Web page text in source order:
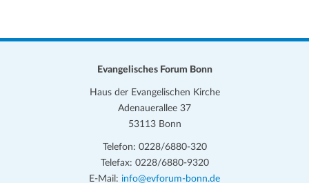
Evangelisches Forum Bonn
Haus der Evangelischen Kirche
Adenauerallee 37
53113 Bonn
Telefon: 0228/6880-320
Telefax: 0228/6880-9320
E-Mail: info@evforum-bonn.de